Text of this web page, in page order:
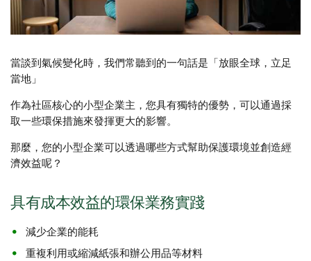
當談到氣候變化時，我們常聽到的一句話是「放眼全球，立足
當地」
作為社區核心的小型企業主，您具有獨特的優勢，可以通過採
取一些環保措施來發揮更大的影響。
那麼，您的小型企業可以透過哪些方式幫助保護環境並創造經
濟效益呢？
具有成本效益的環保業務實踐
減少企業的能耗
重複利用或縮減紙張和辦公用品等材料